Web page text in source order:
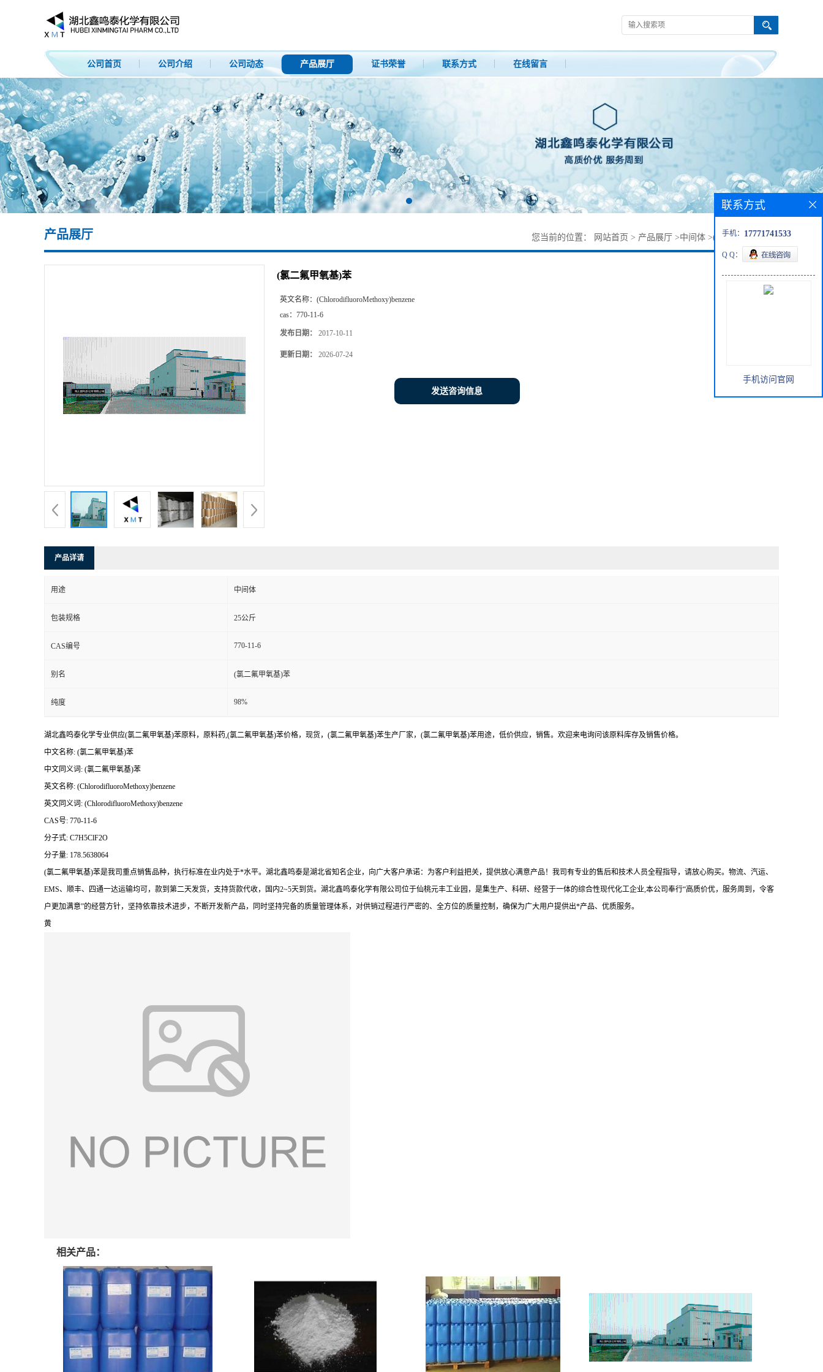
公司首页 公司介绍 公司动态 产品展厅 证书荣誉 联系方式 在线留言
产品展厅 您当前的位置： 网站首页 > 产品展厅 >中间体 >(氯二氟甲氧基)苯
(氯二氟甲氧基)苯
英文名称： (ChlorodifluoroMethoxy)benzene
cas： 770-11-6
发布日期： 2017-10-11
更新日期： 2026-07-24
发送咨询信息
产品详请
用途 中间体
包装规格 25公斤
CAS编号 770-11-6
别名 (氯二氟甲氧基)苯
纯度 98%
湖北鑫鸣泰化学专业供应(氯二氟甲氧基)苯原料，原料药,(氯二氟甲氧基)苯价格，现货，(氯二氟甲氧基)苯生产厂家，(氯二氟甲氧基)苯用途，低价供应，销售。欢迎来电询问该原料库存及销售价格。
中文名称: (氯二氟甲氧基)苯
中文同义词: (氯二氟甲氧基)苯
英文名称: (ChlorodifluoroMethoxy)benzene
英文同义词: (ChlorodifluoroMethoxy)benzene
CAS号: 770-11-6
分子式: C7H5ClF2O
分子量: 178.5638064
(氯二氟甲氧基)苯是我司重点销售品种，执行标准在业内处于*水平。湖北鑫鸣泰是湖北省知名企业，向广大客户承诺：为客户利益把关，提供放心满意产品！我司有专业的售后和技术人员全程指导，请放心购买。物流、汽运、
EMS、顺丰、四通一达运输均可，款到第二天发货，支持货款代收，国内2~5天到货。湖北鑫鸣泰化学有限公司位于仙桃元丰工业园，是集生产、科研、经营于一体的综合性现代化工企业,本公司奉行“高质价优，服务周到，令客
户更加满意”的经营方针，坚持依靠技术进步，不断开发新产品，同时坚持完备的质量管理体系，对供销过程进行严密的、全方位的质量控制，确保为广大用户提供出*产品、优质服务。
黄
相关产品：
联系方式
手机： 17771741533
Q Q：
手机访问官网